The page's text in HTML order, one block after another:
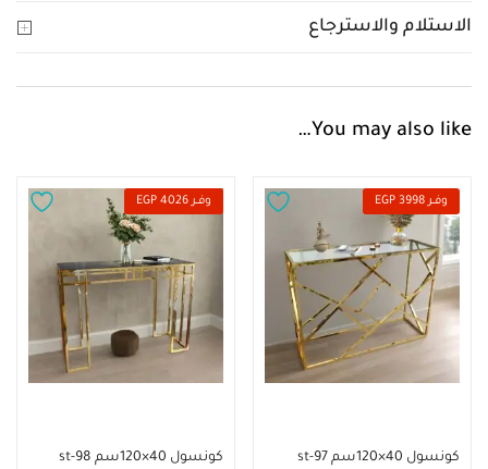
الاستلام والاسترجاع
You may also like…
وفــر 3998 EGP
كونسول 40×120سم st-97
وفــر 4026 EGP
كونسول 40×120سم st-98